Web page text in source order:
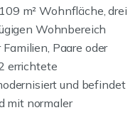
m² Wohnfläche, drei
Wohnbereich
Paare oder
errichtete
und befindet
mit normaler